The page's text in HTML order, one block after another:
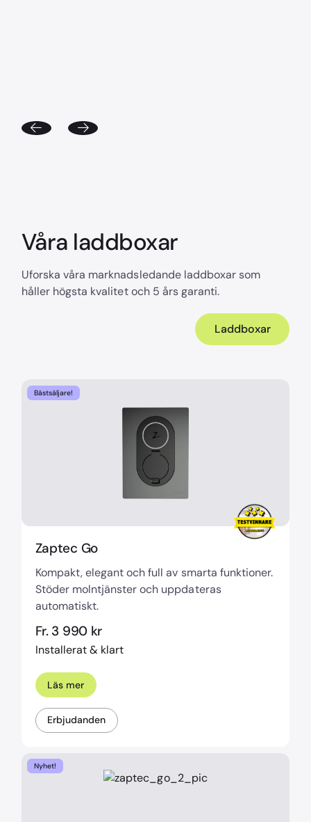
Våra laddboxar
Uforska våra marknadsledande laddboxar som
håller högsta kvalitet och 5 års garanti.
Laddboxar
Bästsäljare!
Zaptec Go
Kompakt, elegant och full av smarta funktioner.
Stöder molntjänster och uppdateras
automatiskt.
Fr. 3 990 kr
Installerat & klart
Läs mer
Erbjudanden
Nyhet!